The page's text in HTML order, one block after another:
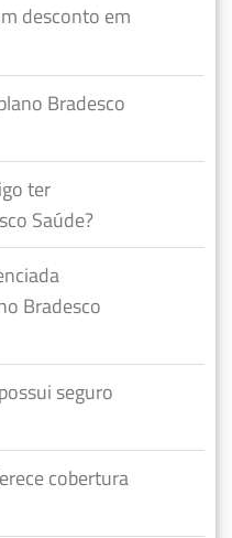
desconto em
Bradesco
ter
Saúde?
Bradesco
seguro
cobertura